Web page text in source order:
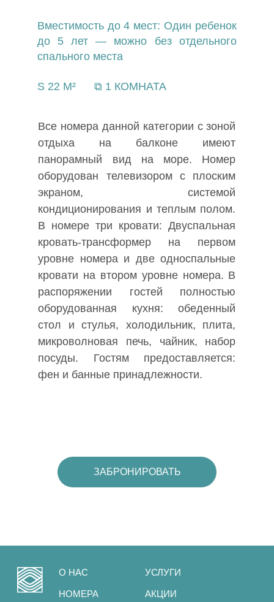
Вместимость до 4 мест: Один ребенок
до 5 лет — можно без отдельного
спального места
S 22 М² ⧉ 1 КОМНАТА
Все номера данной категории с зоной
отдыха на балконе имеют
панорамный вид на море. Номер
оборудован телевизором с плоским
экраном, системой
кондиционирования и теплым полом.
В номере три кровати: Двуспальная
кровать-трансформер на первом
уровне номера и две односпальные
кровати на втором уровне номера. В
распоряжении гостей полностью
оборудованная кухня: обеденный
стол и стулья, холодильник, плита,
микроволновая печь, чайник, набор
посуды. Гостям предоставляется:
фен и банные принадлежности.
ЗАБРОНИРОВАТЬ
Пионерский проспект, д. 20
Курортный отель "РОССИЯНКА"
2026. Официальный сайт
О НАС
НОМЕРА
РЕСТОРАН
ОТДЫХ
УСЛУГИ
АКЦИИ
КОРПОРАТИВНЫМ
КОНТАКТЫ